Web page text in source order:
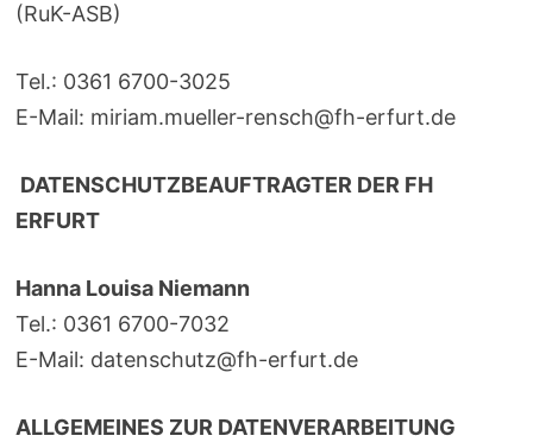
(RuK-ASB)
Tel.: 0361 6700-3025
E-Mail: miriam.mueller-rensch@fh-erfurt.de
DATENSCHUTZBEAUFTRAGTER DER FH
ERFURT
Hanna Louisa Niemann
Tel.: 0361 6700-7032
E-Mail: datenschutz@fh-erfurt.de
ALLGEMEINES ZUR DATENVERARBEITUNG